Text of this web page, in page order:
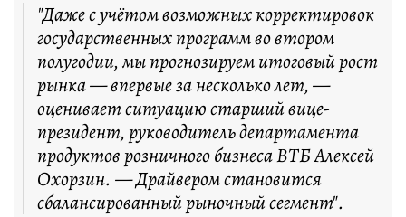
"Даже с учётом возможных корректировок
государственных программ во втором
полугодии, мы прогнозируем итоговый рост
рынка — впервые за несколько лет, —
оценивает ситуацию старший вице-
президент, руководитель департамента
продуктов розничного бизнеса ВТБ Алексей
Охорзин. — Драйвером становится
сбалансированный рыночный сегмент".